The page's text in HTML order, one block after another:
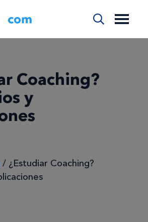
Coaching?
y
/ ¿Estudiar Coaching?